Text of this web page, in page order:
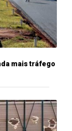
mais tráfego